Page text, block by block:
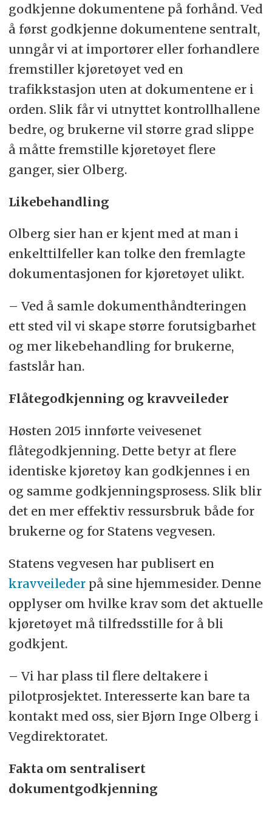
godkjenne dokumentene på forhånd. Ved
å først godkjenne dokumentene sentralt,
unngår vi at importører eller forhandlere
fremstiller kjøretøyet ved en
trafikkstasjon uten at dokumentene er i
orden. Slik får vi utnyttet kontrollhallene
bedre, og brukerne vil større grad slippe
å måtte fremstille kjøretøyet flere
ganger, sier Olberg.
Likebehandling
Olberg sier han er kjent med at man i
enkelttilfeller kan tolke den fremlagte
dokumentasjonen for kjøretøyet ulikt.
– Ved å samle dokumenthåndteringen
ett sted vil vi skape større forutsigbarhet
og mer likebehandling for brukerne,
fastslår han.
Flåtegodkjenning og kravveileder
Høsten 2015 innførte veivesenet
flåtegodkjenning. Dette betyr at flere
identiske kjøretøy kan godkjennes i en
og samme godkjenningsprosess. Slik blir
det en mer effektiv ressursbruk både for
brukerne og for Statens vegvesen.
Statens vegvesen har publisert en
kravveilederpå sine hjemmesider. Denne
opplyser om hvilke krav som det aktuelle
kjøretøyet må tilfredsstille for å bli
godkjent.
– Vi har plass til flere deltakere i
pilotprosjektet. Interesserte kan bare ta
kontakt med oss, sier Bjørn Inge Olberg i
Vegdirektoratet.
Fakta om sentralisert
dokumentgodkjenning